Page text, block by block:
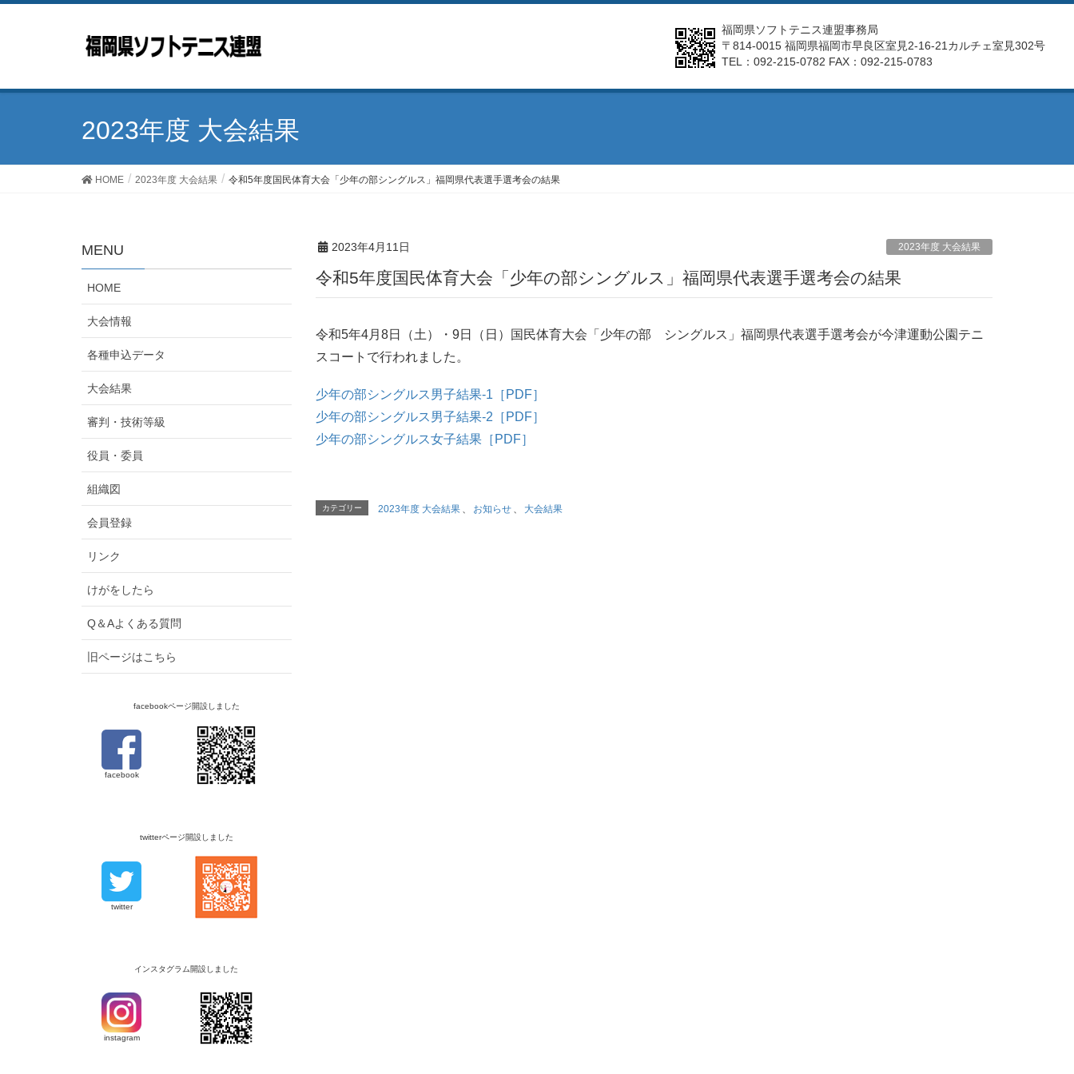
福岡県ソフトテニス連盟事務局
〒814-0015 福岡県福岡市早良区室見2-16-21カルチェ室見302号
TEL：092-215-0782 FAX：092-215-0783
2023年度 大会結果
HOME 2023年度 大会結果 令和5年度国民体育大会「少年の部シングルス」福岡県代表選手選考会の結果
2023年4月11日 2023年度 大会結果
令和5年度国民体育大会「少年の部シングルス」福岡県代表選手選考会の結果
令和5年4月8日（土）・9日（日）国民体育大会「少年の部 シングルス」福岡県代表選手選考会が今津運動公園テニ
スコートで行われました。
少年の部シングルス男子結果-1［PDF］
少年の部シングルス男子結果-2［PDF］
少年の部シングルス女子結果［PDF］
カテゴリー 2023年度 大会結果 、 お知らせ 、 大会結果
MENU
HOME
大会情報
各種申込データ
大会結果
審判・技術等級
役員・委員
組織図
会員登録
リンク
けがをしたら
Q＆Aよくある質問
旧ページはこちら
facebookページ開設しました
facebook
twitterページ開設しました
twitter
インスタグラム開設しました
instagram